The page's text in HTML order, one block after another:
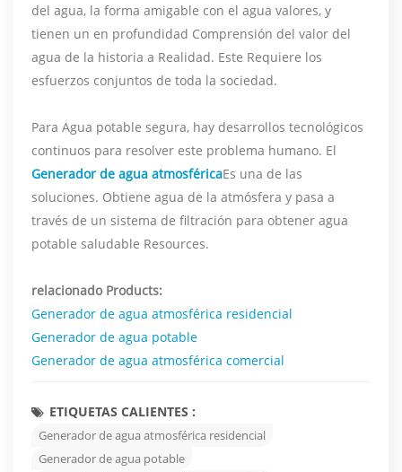
del agua, la forma amigable con el agua valores, y
tienen un en profundidad Comprensión del valor del
agua de la historia a Realidad. Este Requiere los
esfuerzos conjuntos de toda la sociedad.
Para Agua potable segura, hay desarrollos tecnológicos
continuos para resolver este problema humano. El
Generador de agua atmosféricaEs una de las
soluciones. Obtiene agua de la atmósfera y pasa a
través de un sistema de filtración para obtener agua
potable saludable Resources.
relacionado Products:
Generador de agua atmosférica residencial
Generador de agua potable
Generador de agua atmosférica comercial
ETIQUETAS CALIENTES :
Generador de agua atmosférica residencial
Generador de agua potable